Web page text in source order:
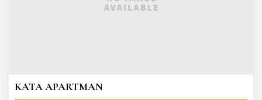
KATA APARTMAN